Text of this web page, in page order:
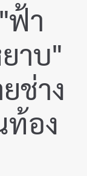
ฟ้า
าบ"
ช่าง
อง